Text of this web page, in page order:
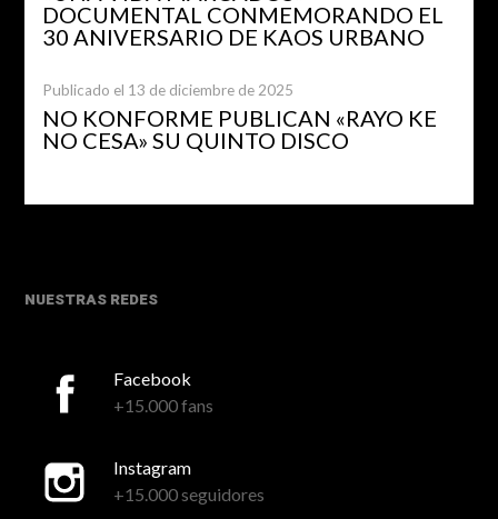
DOCUMENTAL CONMEMORANDO EL
30 ANIVERSARIO DE KAOS URBANO
Publicado el 13 de diciembre de 2025
NO KONFORME PUBLICAN «RAYO KE
NO CESA» SU QUINTO DISCO
NUESTRAS REDES
Facebook
+15.000 fans
Instagram
+15.000 seguidores